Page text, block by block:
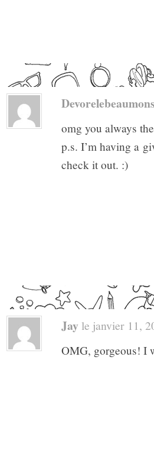
omg you always
p.s. I’m having a
check it out. :)
Jay le janvier 11,
OMG, gorgeous! I